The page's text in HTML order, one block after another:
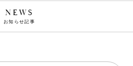
NEWS
お知らせ記事